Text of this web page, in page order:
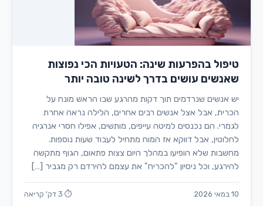
טיפול בהפרעות שינה: הטעויות הכי נפוצות
שאנשים עושים בדרך לשינה טובה יותר
יש אנשים שנרדמים תוך דקות מהרגע שבו הראש מונח על
הכרית, אבל אצל אנשים רבים אחרים, הלילה נראה אחרת
לגמרי. הם נכנסים למיטה עייפים, מותשים, אפילו חסרי אנרגיה
לחלוטין, אבל דווקא אז המוח מתחיל לעבוד שעות נוספות.
מחשבות שלא הופיעו במהלך היום צצות פתאום, הגוף מתקשה
להירגע, וכל ניסיון "להכריח" את עצמם להירדם רק מגביר […]
10 במאי 2026 ⏱ 3 דק' קריאה